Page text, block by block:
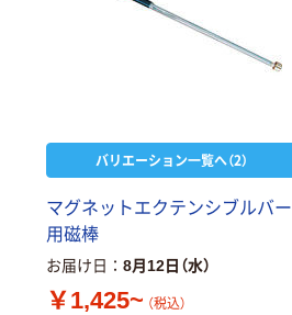
バリエーション一覧へ（2）
マグネットエクテンシブルバー
用磁棒
お届け日 8月12日（水）
￥1,425~ （税込）